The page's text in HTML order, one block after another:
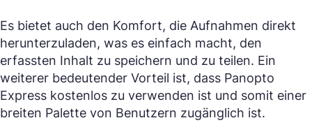
Es bietet auch den Komfort, die Aufnahmen direkt
herunterzuladen, was es einfach macht, den
erfassten Inhalt zu speichern und zu teilen. Ein
weiterer bedeutender Vorteil ist, dass Panopto
Express kostenlos zu verwenden ist und somit einer
breiten Palette von Benutzern zugänglich ist.